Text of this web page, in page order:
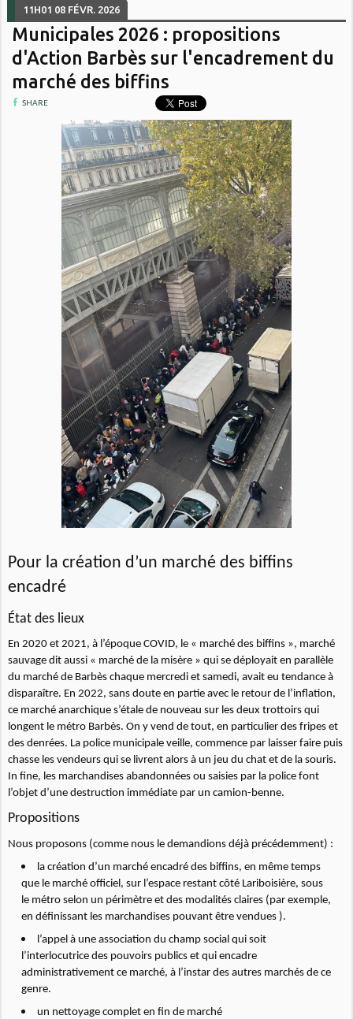
11H01 08 FÉVR. 2026
Municipales 2026 : propositions
d'Action Barbès sur l'encadrement du
marché des biffins
SHARE
Pour la création d’un marché des biffins
encadré
État des lieux
En 2020 et 2021, à l’époque COVID, le « marché des biffins », marché
sauvage dit aussi « marché de la misère » qui se déployait en parallèle
du marché de Barbès chaque mercredi et samedi, avait eu tendance à
disparaître. En 2022, sans doute en partie avec le retour de l’inflation,
ce marché anarchique s’étale de nouveau sur les deux trottoirs qui
longent le métro Barbès. On y vend de tout, en particulier des fripes et
des denrées. La police municipale veille, commence par laisser faire puis
chasse les vendeurs qui se livrent alors à un jeu du chat et de la souris.
In fine, les marchandises abandonnées ou saisies par la police font
l’objet d’une destruction immédiate par un camion-benne.
Propositions
Nous proposons (comme nous le demandions déjà précédemment) :
la création d’un marché encadré des biffins, en même temps
que le marché officiel, sur l’espace restant côté Lariboisière, sous
le métro selon un périmètre et des modalités claires (par exemple,
en définissant les marchandises pouvant être vendues ).
l’appel à une association du champ social qui soit
l’interlocutrice des pouvoirs publics et qui encadre
administrativement ce marché, à l’instar des autres marchés de ce
genre.
un nettoyage complet en fin de marché